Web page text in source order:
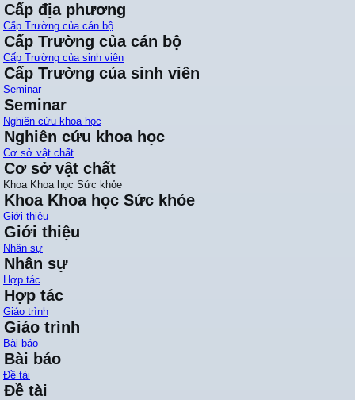
Cấp địa phương
Cấp Trường của cán bộ
Cấp Trường của cán bộ
Cấp Trường của sinh viên
Cấp Trường của sinh viên
Seminar
Seminar
Nghiên cứu khoa học
Nghiên cứu khoa học
Cơ sở vật chất
Cơ sở vật chất
Khoa Khoa học Sức khỏe
Khoa Khoa học Sức khỏe
Giới thiệu
Giới thiệu
Nhân sự
Nhân sự
Hợp tác
Hợp tác
Giáo trình
Giáo trình
Bài báo
Bài báo
Đề tài
Đề tài